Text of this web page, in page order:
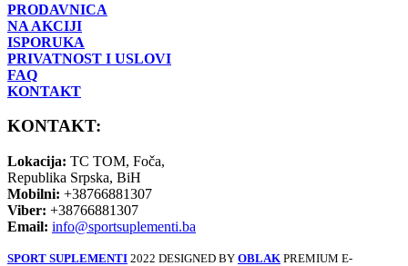
PRODAVNICA
NA AKCIJI
ISPORUKA
PRIVATNOST I USLOVI
FAQ
KONTAKT
KONTAKT:
Lokacija: TC TOM, Foča,
Republika Srpska, BiH
Mobilni: +38766881307
Viber: +38766881307
Email: info@sportsuplementi.ba
SPORT SUPLEMENTI 2022 DESIGNED BY OBLAK PREMIUM E-